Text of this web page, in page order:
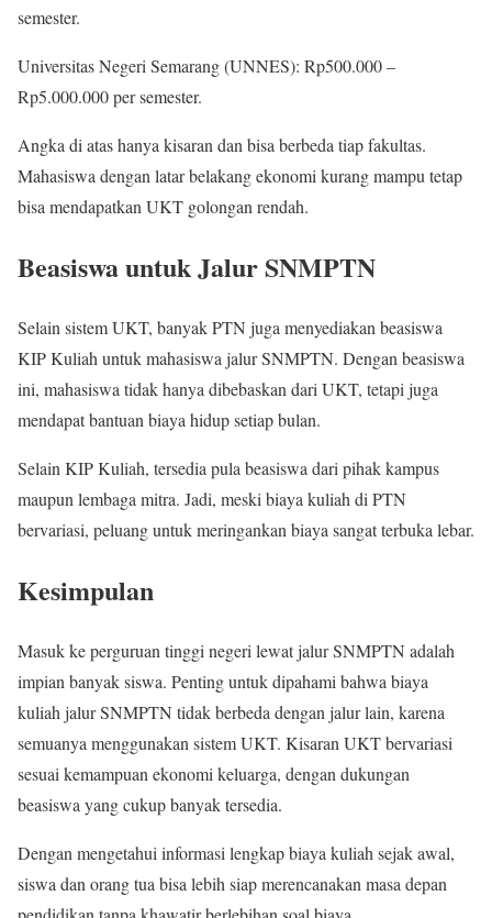
semester.
Universitas Negeri Semarang (UNNES): Rp500.000 –
Rp5.000.000 per semester.
Angka di atas hanya kisaran dan bisa berbeda tiap fakultas.
Mahasiswa dengan latar belakang ekonomi kurang mampu tetap
bisa mendapatkan UKT golongan rendah.
Beasiswa untuk Jalur SNMPTN
Selain sistem UKT, banyak PTN juga menyediakan beasiswa
KIP Kuliah untuk mahasiswa jalur SNMPTN. Dengan beasiswa
ini, mahasiswa tidak hanya dibebaskan dari UKT, tetapi juga
mendapat bantuan biaya hidup setiap bulan.
Selain KIP Kuliah, tersedia pula beasiswa dari pihak kampus
maupun lembaga mitra. Jadi, meski biaya kuliah di PTN
bervariasi, peluang untuk meringankan biaya sangat terbuka lebar.
Kesimpulan
Masuk ke perguruan tinggi negeri lewat jalur SNMPTN adalah
impian banyak siswa. Penting untuk dipahami bahwa biaya
kuliah jalur SNMPTN tidak berbeda dengan jalur lain, karena
semuanya menggunakan sistem UKT. Kisaran UKT bervariasi
sesuai kemampuan ekonomi keluarga, dengan dukungan
beasiswa yang cukup banyak tersedia.
Dengan mengetahui informasi lengkap biaya kuliah sejak awal,
siswa dan orang tua bisa lebih siap merencanakan masa depan